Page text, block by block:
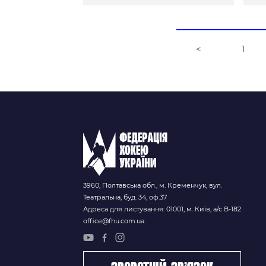
< 1
3960, Полтавська обл., м. Кременчук, вул.
Театральна, буд. 34, оф.37
Адреса для листування: 01001, м. Київ, а/с В-182
office@fhu.com.ua